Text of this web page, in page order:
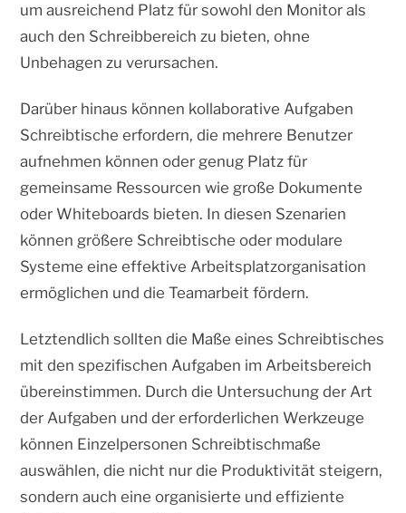
um ausreichend Platz für sowohl den Monitor als
auch den Schreibbereich zu bieten, ohne
Unbehagen zu verursachen.
Darüber hinaus können kollaborative Aufgaben
Schreibtische erfordern, die mehrere Benutzer
aufnehmen können oder genug Platz für
gemeinsame Ressourcen wie große Dokumente
oder Whiteboards bieten. In diesen Szenarien
können größere Schreibtische oder modulare
Systeme eine effektive Arbeitsplatzorganisation
ermöglichen und die Teamarbeit fördern.
Letztendlich sollten die Maße eines Schreibtisches
mit den spezifischen Aufgaben im Arbeitsbereich
übereinstimmen. Durch die Untersuchung der Art
der Aufgaben und der erforderlichen Werkzeuge
können Einzelpersonen Schreibtischmaße
auswählen, die nicht nur die Produktivität steigern,
sondern auch eine organisierte und effiziente